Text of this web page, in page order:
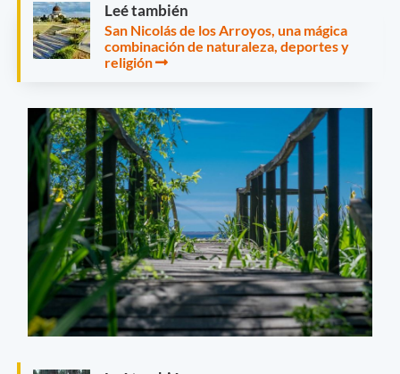
Leé también
San Nicolás de los Arroyos, una mágica
combinación de naturaleza, deportes y
religión